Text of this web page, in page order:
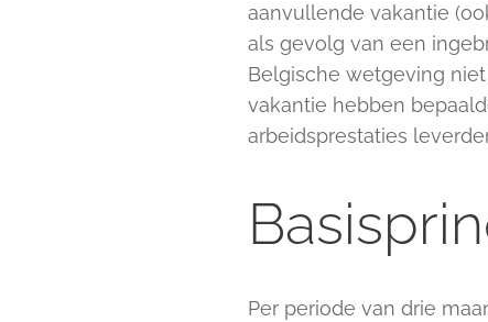
aanvullende vakantie
als gevolg van een
Belgische wetgeving
vakantie hebben
arbeidsprestaties
Per periode van drie